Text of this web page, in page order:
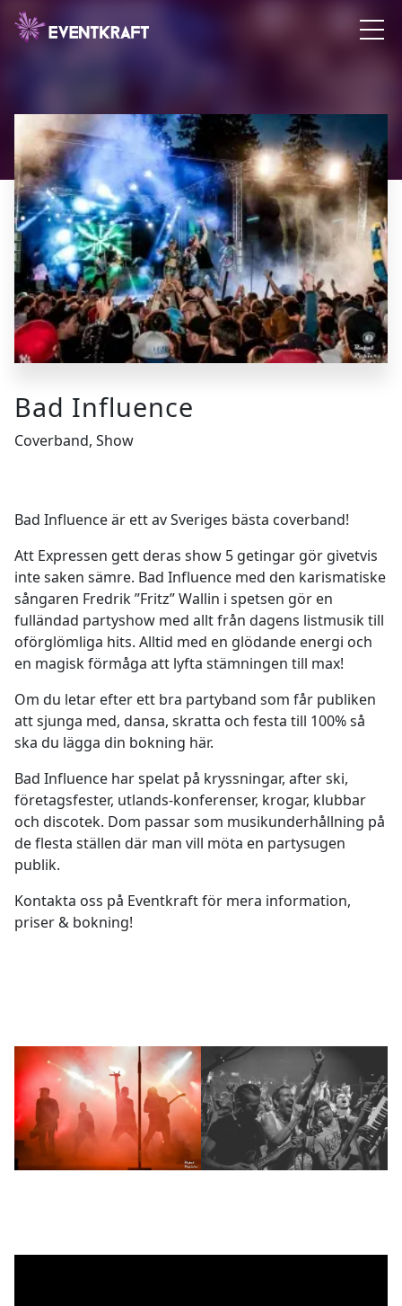
Bad Influence
Coverband, Show
Bad Influence är ett av Sveriges bästa coverband!
Att Expressen gett deras show 5 getingar gör givetvis
inte saken sämre. Bad Influence med den karismatiske
sångaren Fredrik ”Fritz” Wallin i spetsen gör en
fulländad partyshow med allt från dagens listmusik till
oförglömliga hits. Alltid med en glödande energi och
en magisk förmåga att lyfta stämningen till max!
Om du letar efter ett bra partyband som får publiken
att sjunga med, dansa, skratta och festa till 100% så
ska du lägga din bokning här.
Bad Influence har spelat på kryssningar, after ski,
företagsfester, utlands-konferenser, krogar, klubbar
och discotek. Dom passar som musikunderhållning på
de flesta ställen där man vill möta en partysugen
publik.
Kontakta oss på Eventkraft för mera information,
priser & bokning!